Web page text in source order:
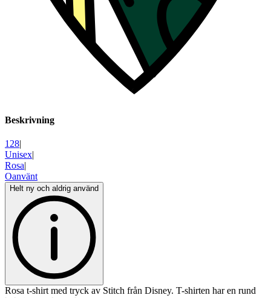
Beskrivning
128|
Unisex|
Rosa|
Oanvänt
Helt ny och aldrig använd
Rosa t-shirt med tryck av Stitch från Disney. T-shirten har en rund